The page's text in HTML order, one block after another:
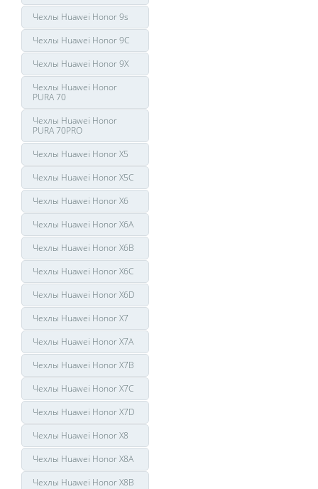
Чехлы Huawei Honor 9s
Чехлы Huawei Honor 9С
Чехлы Huawei Honor 9Х
Чехлы Huawei Honor
PURA 70
Чехлы Huawei Honor
PURA 70PRO
Чехлы Huawei Honor X5
Чехлы Huawei Honor X5C
Чехлы Huawei Honor X6
Чехлы Huawei Honor X6A
Чехлы Huawei Honor X6B
Чехлы Huawei Honor X6C
Чехлы Huawei Honor X6D
Чехлы Huawei Honor X7
Чехлы Huawei Honor X7A
Чехлы Huawei Honor X7B
Чехлы Huawei Honor X7C
Чехлы Huawei Honor X7D
Чехлы Huawei Honor X8
Чехлы Huawei Honor X8A
Чехлы Huawei Honor X8B